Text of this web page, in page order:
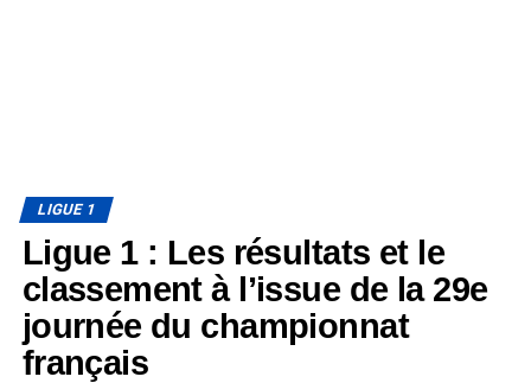
LIGUE 1
Ligue 1 : Les résultats et le
classement à l’issue de la 29e
journée du championnat
français